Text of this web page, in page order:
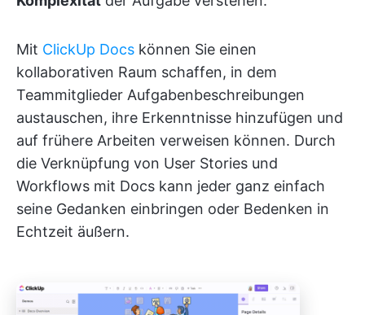
Mit ClickUp Docs können Sie einen
kollaborativen Raum schaffen, in dem
Teammitglieder Aufgabenbeschreibungen
austauschen, ihre Erkenntnisse hinzufügen und
auf frühere Arbeiten verweisen können. Durch
die Verknüpfung von User Stories und
Workflows mit Docs kann jeder ganz einfach
seine Gedanken einbringen oder Bedenken in
Echtzeit äußern.